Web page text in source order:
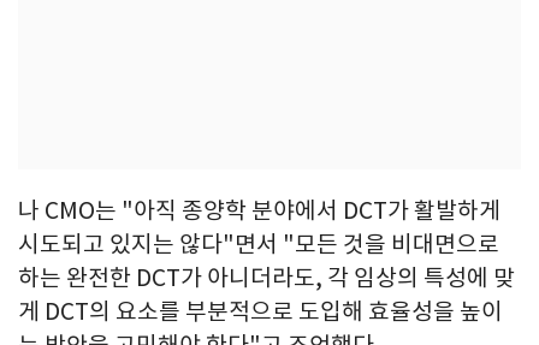
나 CMO는 "아직 종양학 분야에서 DCT가 활발하게
시도되고 있지는 않다"면서 "모든 것을 비대면으로
하는 완전한 DCT가 아니더라도, 각 임상의 특성에 맞
게 DCT의 요소를 부분적으로 도입해 효율성을 높이